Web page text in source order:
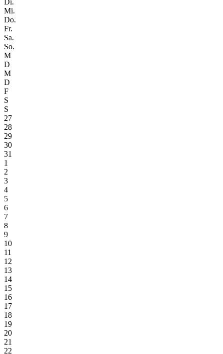
Di.
Mi.
Do.
Fr.
Sa.
So.
M
D
M
D
F
S
S
27
28
29
30
31
1
2
3
4
5
6
7
8
9
10
11
12
13
14
15
16
17
18
19
20
21
22